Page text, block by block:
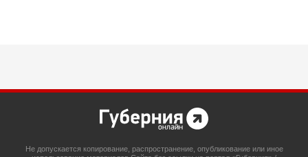
Не допускается копирование, распространение, опубликование или иное